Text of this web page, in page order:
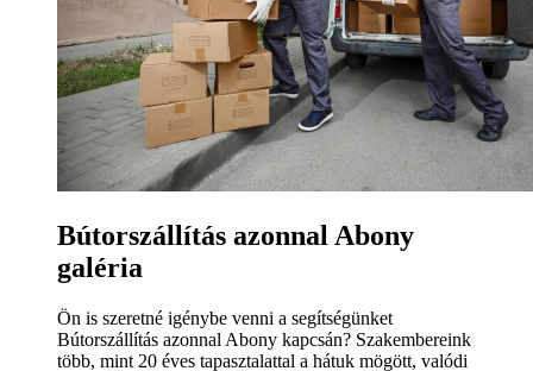
Bútorszállítás azonnal Abony
galéria
Ön is szeretné igénybe venni a segítségünket
Bútorszállítás azonnal Abony kapcsán? Szakembereink
több, mint 20 éves tapasztalattal a hátuk mögött, valódi